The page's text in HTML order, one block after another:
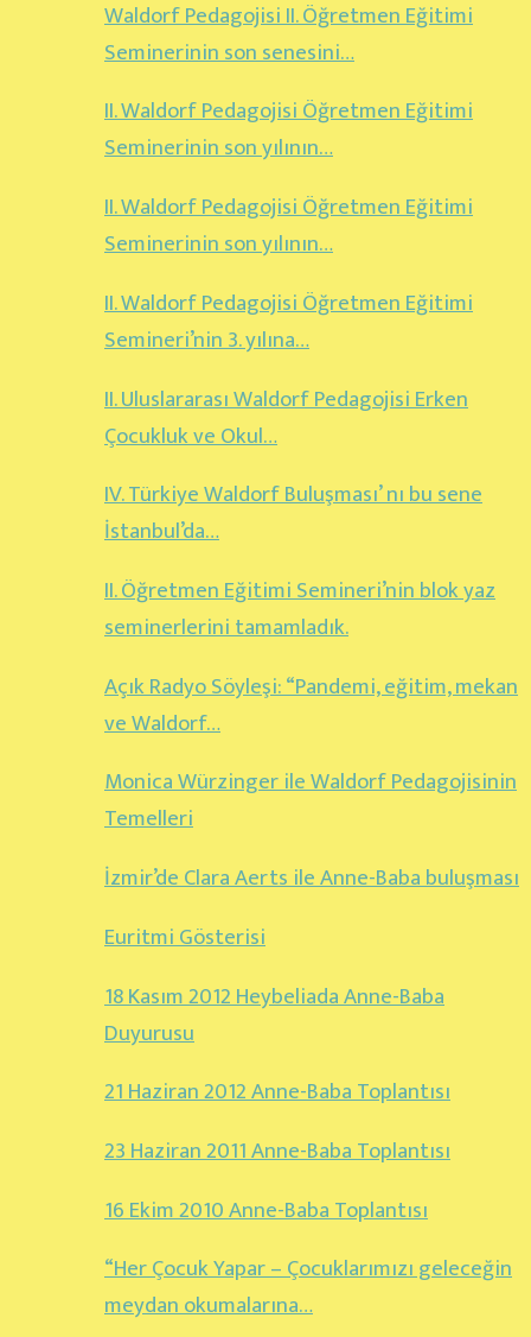
Waldorf Pedagojisi II. Öğretmen Eğitimi
Seminerinin son senesini…
II. Waldorf Pedagojisi Öğretmen Eğitimi
Seminerinin son yılının…
II. Waldorf Pedagojisi Öğretmen Eğitimi
Seminerinin son yılının…
II. Waldorf Pedagojisi Öğretmen Eğitimi
Semineri’nin 3. yılına…
II. Uluslararası Waldorf Pedagojisi Erken
Çocukluk ve Okul…
IV. Türkiye Waldorf Buluşması’ nı bu sene
İstanbul’da…
II. Öğretmen Eğitimi Semineri’nin blok yaz
seminerlerini tamamladık.
Açık Radyo Söyleşi: “Pandemi, eğitim, mekan
ve Waldorf…
Monica Würzinger ile Waldorf Pedagojisinin
Temelleri
İzmir’de Clara Aerts ile Anne-Baba buluşması
Euritmi Gösterisi
18 Kasım 2012 Heybeliada Anne-Baba
Duyurusu
21 Haziran 2012 Anne-Baba Toplantısı
23 Haziran 2011 Anne-Baba Toplantısı
16 Ekim 2010 Anne-Baba Toplantısı
“Her Çocuk Yapar – Çocuklarımızı geleceğin
meydan okumalarına…